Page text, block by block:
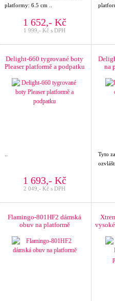
platformy: 6.5 cm ..
1 652,- Kč
1 999,- Kč s DPH
Delight-660 tygrované boty
Pleaser platformě a podpatku
1 693,- Kč
2 049,- Kč s DPH
na
Tyto
Flamingo-801HF2 dámská
obuv na platformě